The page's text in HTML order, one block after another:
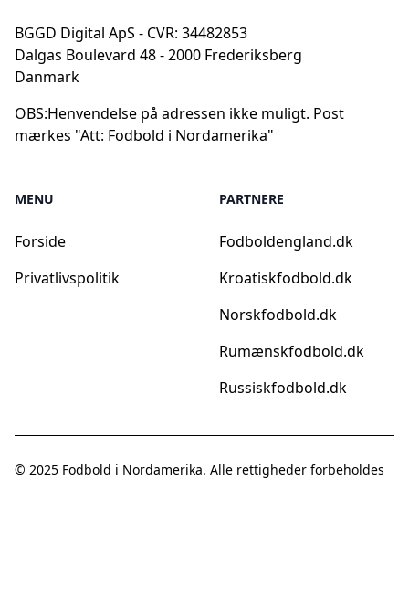
BGGD Digital ApS - CVR: 34482853
Dalgas Boulevard 48 - 2000 Frederiksberg
Danmark
OBS:Henvendelse på adressen ikke muligt. Post
mærkes "Att: Fodbold i Nordamerika"
MENU
Forside
Privatlivspolitik
PARTNERE
Fodboldengland.dk
Kroatiskfodbold.dk
Norskfodbold.dk
Rumænskfodbold.dk
Russiskfodbold.dk
© 2025 Fodbold i Nordamerika. Alle rettigheder forbeholdes